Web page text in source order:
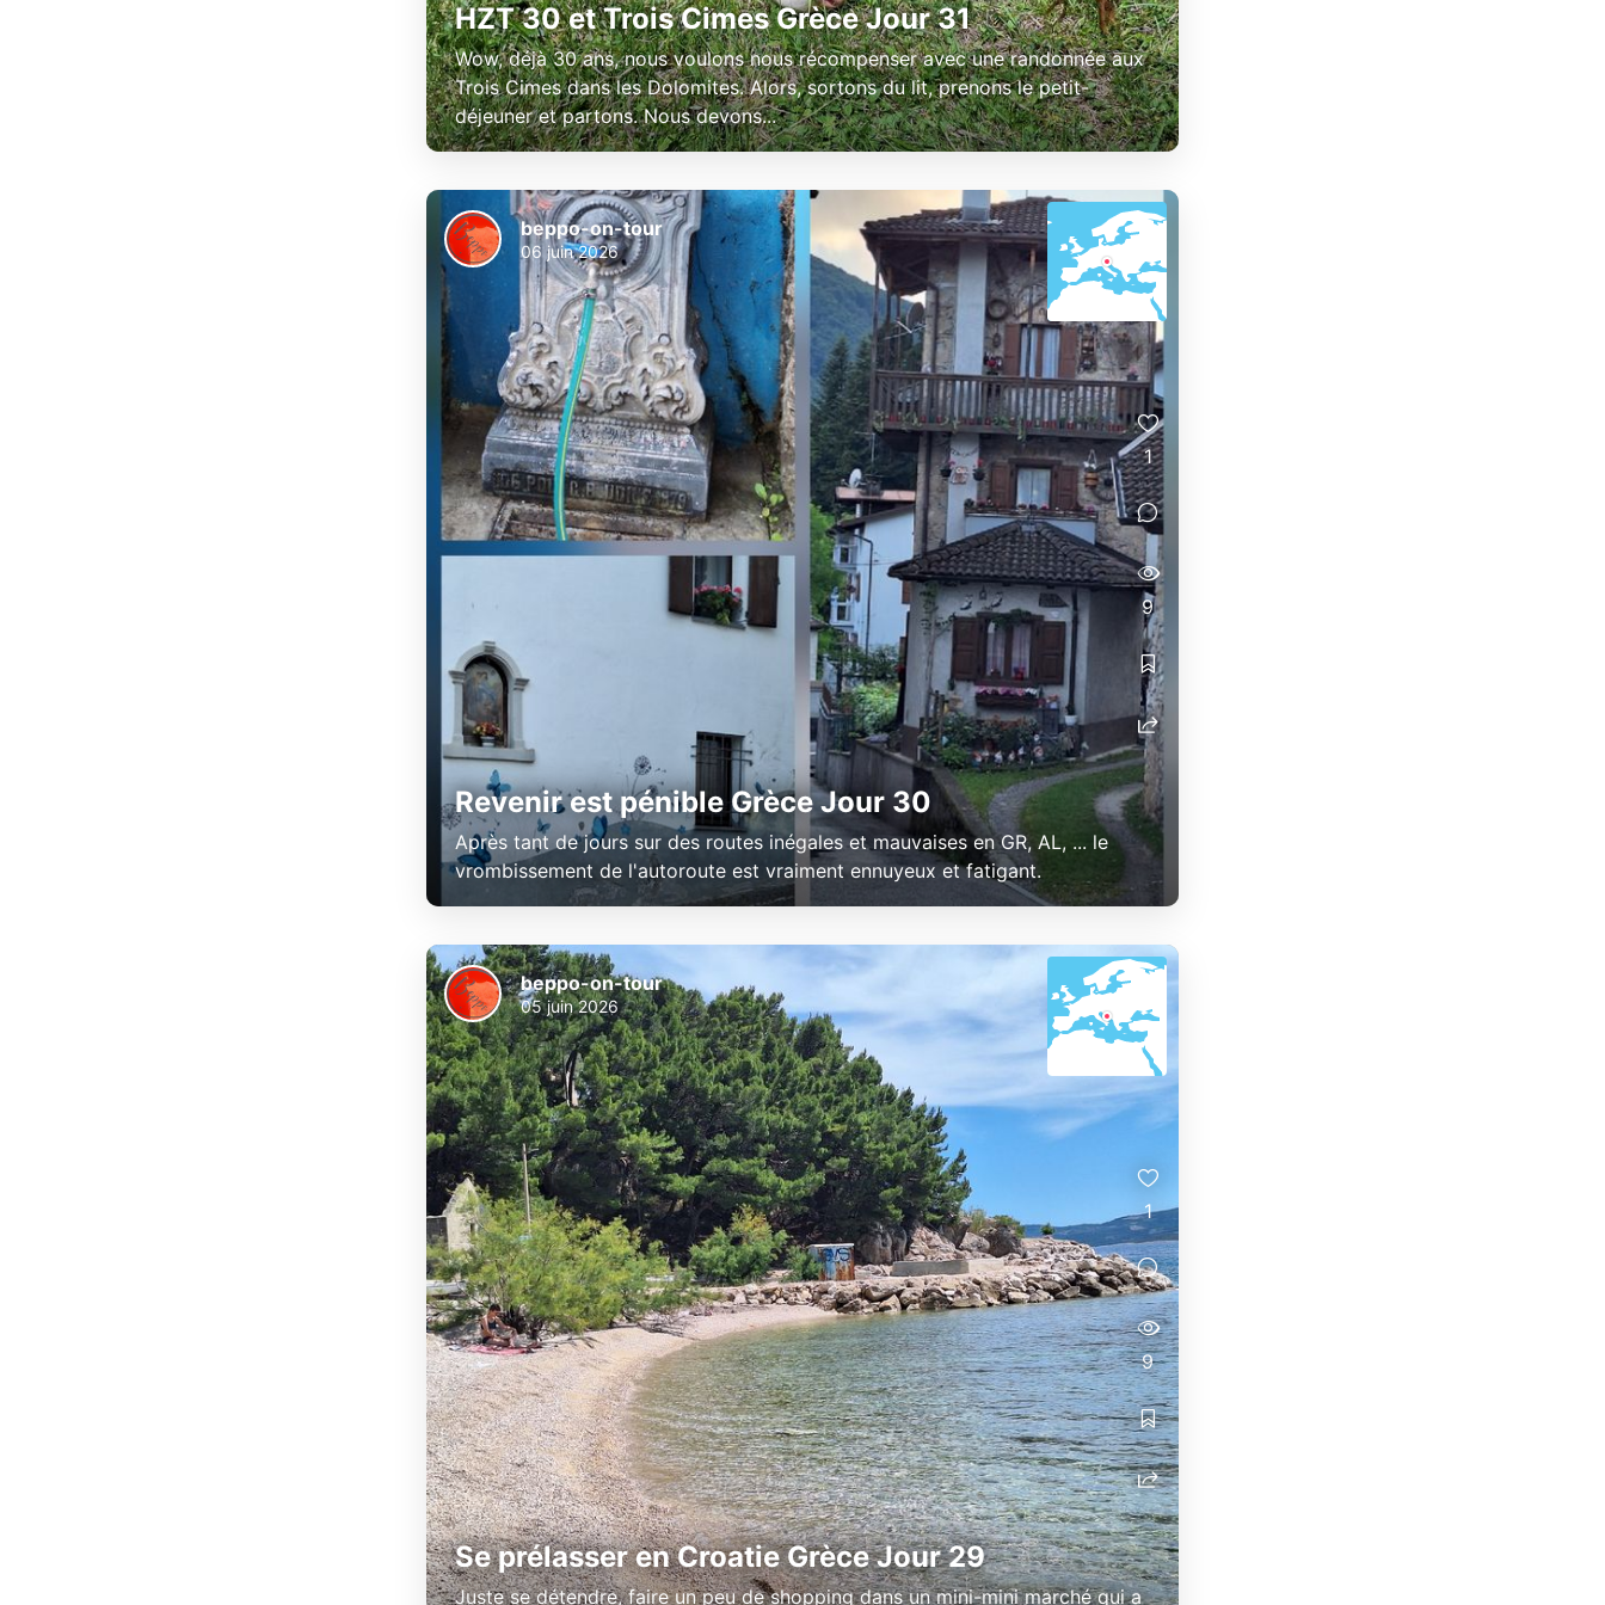
HZT 30 et Trois Cimes Grèce Jour 31
Wow, déjà 30 ans, nous voulons nous récompenser avec une randonnée aux
Trois Cimes dans les Dolomites. Alors, sortons du lit, prenons le petit-
déjeuner et partons. Nous devons...
Revenir est pénible Grèce Jour 30
Après tant de jours sur des routes inégales et mauvaises en GR, AL, ... le
vrombissement de l'autoroute est vraiment ennuyeux et fatigant.
beppo-on-tour
06 juin 2026
1
9
Se prélasser en Croatie Grèce Jour 29
Juste se détendre, faire un peu de shopping dans un mini-mini marché qui a
beppo-on-tour
05 juin 2026
1
9